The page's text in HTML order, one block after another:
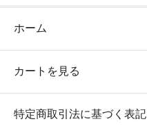
ホーム
カートを見る
特定商取引法に基づく表記